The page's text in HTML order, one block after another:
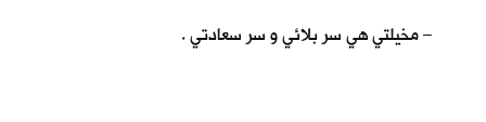
– مخيلتي هي سر بلائي و سر سعادتي .